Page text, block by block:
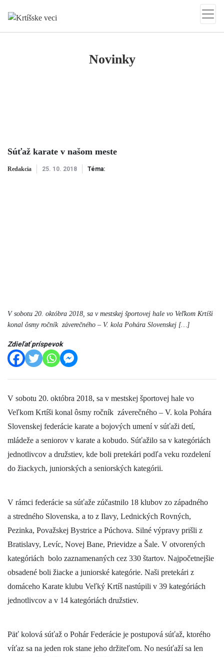
Krtíšske veci
Novinky
Súťaž karate v našom meste
Redakcia 25. 10. 2018 Téma:
V sobotu 20. októbra 2018, sa v mestskej športovej hale vo Veľkom Krtíši
konal ôsmy ročník záverečného – V. kola Pohára Slovenskej […]
Zdieľať príspevok
V sobotu 20. októbra 2018, sa v mestskej športovej hale vo
Veľkom Krtíši konal ôsmy ročník záverečného – V. kola Pohára
Slovenskej federácie karate a bojových umení v súťaži detí,
mládeže a seniorov v karate a kobudo. Súťažilo sa v kategóriách
jednotlivcov a družstiev, kde boli pretekári podľa veku rozdelení
do žiackych, juniorských a seniorských kategórii.
V rámci federácie sa súťaže zúčastnilo 18 klubov zo západného
a stredného Slovenska, a to z Ilavy, Lednických Rovných,
Pezinka, Považskej Bystrice a Púchova. Silné výpravy prišli z
Bratislavy, Levíc, Novej Bane, Prievidze a Šale. V otvorených
kategóriách bolo zaznamenaných cez 330 štartov. Najpočetnejšie
obsadené boli žiacke a juniorské kategórie. Naši pretekári z
domáceho Karate klubu Veľký Krtíš nastúpili v 39 kategóriách
jednotlivcov a v 14 kategóriách družstiev.
Päť kolová súťaž o Pohár Federácie je postupová súťaž, ktorého
víťaz sa na jeden rok stane jeho držiteľom. No nesúťaží sa len